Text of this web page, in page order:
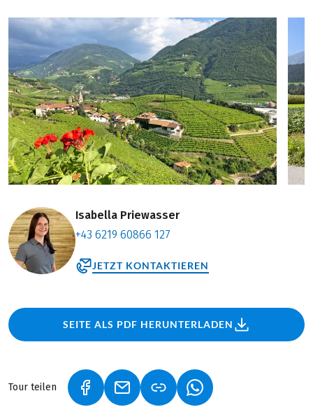
Isabella Priewasser
+43 6219 60866 127
JETZT KONTAKTIEREN
SEITE ALS PDF HERUNTERLADEN
Tour teilen (LINK ÖFFNET IN NEUEM TAB)
(LINK ÖFFNET IN NEUEM TAB)
(LINK ÖFFNET IN